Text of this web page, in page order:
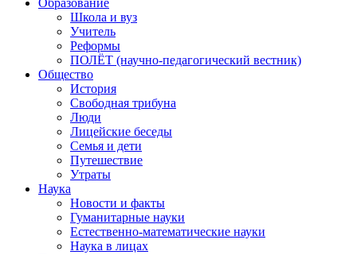
Образование
Школа и вуз
Учитель
Реформы
ПОЛЁТ (научно-педагогический вестник)
Общество
История
Свободная трибуна
Люди
Лицейские беседы
Семья и дети
Путешествие
Утраты
Наука
Новости и факты
Гуманитарные науки
Естественно-математические науки
Наука в лицах